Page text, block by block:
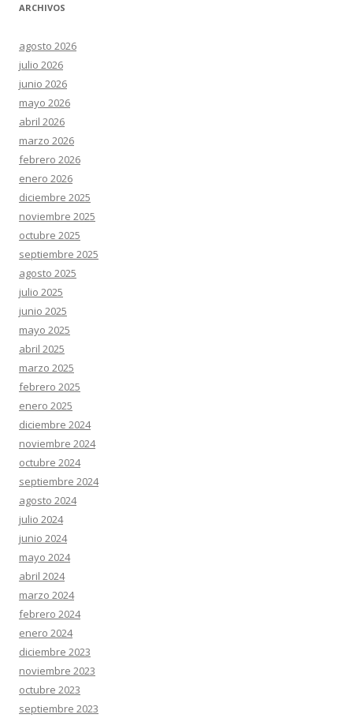
ARCHIVOS
agosto 2026
julio 2026
junio 2026
mayo 2026
abril 2026
marzo 2026
febrero 2026
enero 2026
diciembre 2025
noviembre 2025
octubre 2025
septiembre 2025
agosto 2025
julio 2025
junio 2025
mayo 2025
abril 2025
marzo 2025
febrero 2025
enero 2025
diciembre 2024
noviembre 2024
octubre 2024
septiembre 2024
agosto 2024
julio 2024
junio 2024
mayo 2024
abril 2024
marzo 2024
febrero 2024
enero 2024
diciembre 2023
noviembre 2023
octubre 2023
septiembre 2023